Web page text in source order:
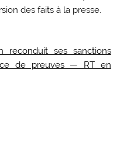
des faits à la presse.
reconduit ses sanctions
de preuves — RT en